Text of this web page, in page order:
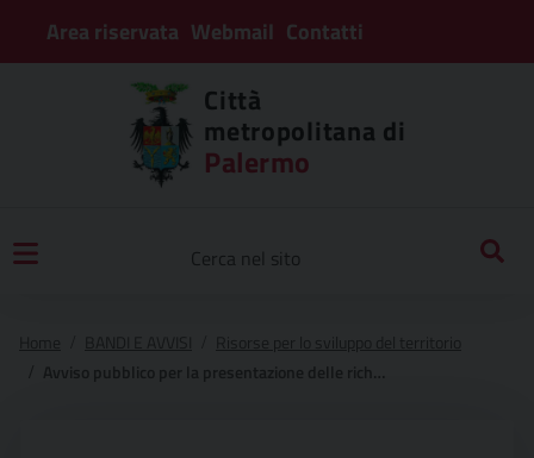
Area riservata Webmail Contatti
Città
metropolitana di
Palermo